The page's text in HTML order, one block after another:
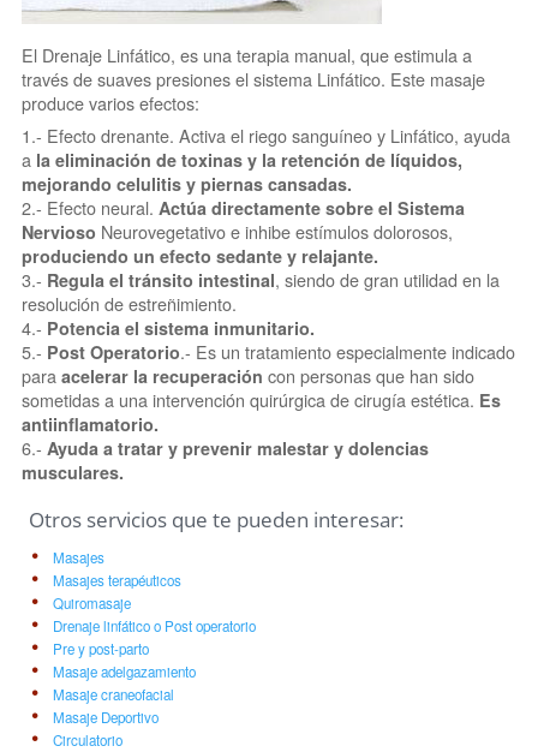
El Drenaje Linfático, es una terapia manual, que estimula a
través de suaves presiones el sistema Linfático. Este masaje
produce varios efectos:
1.- Efecto drenante. Activa el riego sanguíneo y Linfático, ayuda
a la eliminación de toxinas y la retención de líquidos,
mejorando celulitis y piernas cansadas.
2.- Efecto neural. Actúa directamente sobre el Sistema
Nervioso Neurovegetativo e inhibe estímulos dolorosos,
produciendo un efecto sedante y relajante.
3.- Regula el tránsito intestinal, siendo de gran utilidad en la
resolución de estreñimiento.
4.- Potencia el sistema inmunitario.
5.- Post Operatorio.- Es un tratamiento especialmente indicado
para acelerar la recuperación con personas que han sido
sometidas a una intervención quirúrgica de cirugía estética. Es
antiinflamatorio.
6.- Ayuda a tratar y prevenir malestar y dolencias
musculares.
Otros servicios que te pueden interesar:
Masajes
Masajes terapéuticos
Quiromasaje
Drenaje linfático o Post operatorio
Pre y post-parto
Masaje adelgazamiento
Masaje craneofacial
Masaje Deportivo
Circulatorio